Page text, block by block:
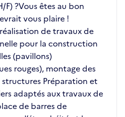
?Vous êtes au bon
vous plaire !
de travaux de
pour la construction
(pavillons)
rouges), montage des
Préparation et
adaptés aux travaux de
de barres de